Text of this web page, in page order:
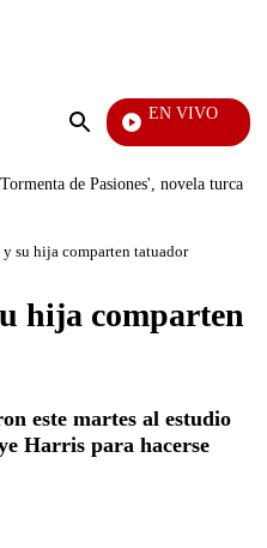
Enviar
EN VIVO
Día A Día
de Pasiones', novela turca
su hija comparten tatuador
hija comparten
este martes al estudio
Harris para hacerse